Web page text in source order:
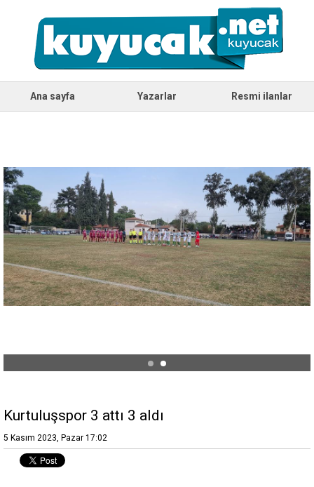
Ana sayfa Yazarlar Resmi ilanlar
Kurtuluşspor 3 attı 3 aldı
5 Kasım 2023, Pazar 17:02